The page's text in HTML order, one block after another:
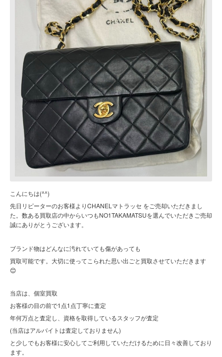
こんにちは(^^)
先日リピーターのお客様よりCHANELマトラッセ をご売却いただきまし
た。数ある買取店の中からいつもNO1TAKAMATSUを選んでいただきご売却
誠にありがとうございます。
ブランド物はどんなに汚れていても傷があっても
買取可能です。大切に使ってこられた思い出ごと買取させていただきます
😊
当店は、個室買取
お客様の目の前で1点1点丁寧に査定
年何万点と査定し、資格を取得しているスタッフが査定
(当店はアルバイトは査定しておりません)
と少しでもお客様に安心してご利用していただけるために日々改善しており
ます。